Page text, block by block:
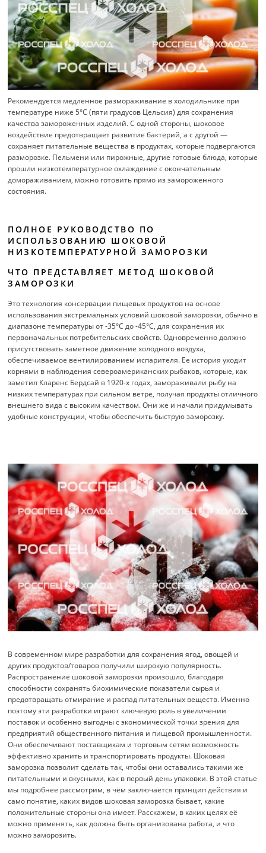
Рекомендуется медленное размораживание в холодильнике при
температуре ниже 5°C (пяти градусов Цельсия) для сохранения
качества замороженных изделий. С одной стороны, шоковое
воздействие предотвращает развитие бактерий, а с другой —
сохраняет питательные вещества в продуктах, которые подвергаются
разморозке. Пельмени или пирожные, другие готовые блюда, которые
прошли низкотемпературное охлаждение с окончательным
домораживанием, можно готовить прямо из замороженного
состояния.
ПОЛНОЕ РУКОВОДСТВО ПО
ИСПОЛЬЗОВАНИЮ ШОКОВОЙ
НИЗКОТЕМПЕРАТУРНОЙ ЗАМОРОЗКИ
ЧТО ПРЕДСТАВЛЯЕТ МЕТОД ШОКОВОЙ
ЗАМОРОЗКИ
Это технология консервации пищевых продуктов на основе
использования экстремальных условий шоковой заморозки, обычно в
диапазоне температуры от -35°C до -45°C, для сохранения их
первоначальных потребительских свойств. Одновременно должно
присутствовать заметное движение холодного воздуха,
обеспечиваемое вентилированием испарителя. Ее история уходит
корнями в наблюдения североамериканских рыбаков, которые, как
заметил Кларенс Бердсай в 1920-х годах, замораживали рыбу на
низких температурах при сильном ветре, получая продукты отличного
внешнего вида с высоким качеством. Они же и начали придумывать
удобные конструкции, чтобы обеспечить быструю заморозку.
В современном мире разработки для сохранения ягод, овощей и
других продуктов/товаров получили широкую популярность.
Распространение шоковой заморозки произошло, благодаря
способности сохранять биохимические показатели сырья и
предотвращать отмирание и распад питательных веществ. Именно
поэтому эти разработки играют ключевую роль в увеличении
поставок и особенно выгодны с экономической точки зрения для
предприятий общественного питания и пищевой промышленности.
Они обеспечивают поставщикам и торговым сетям возможность
эффективно хранить и транспортировать продукты. Шоковая
заморозка позволит сделать так, чтобы они оставались такими же
питательными и вкусными, как в первый день упаковки. В этой статье
мы подробнее рассмотрим, в чём заключается принцип действия и
само понятие, каких видов шоковая заморозка бывает, какие
положительные стороны она имеет. Расскажем, в каких целях её
можно применять, как должна быть организована работа, и что
можно заморозить.